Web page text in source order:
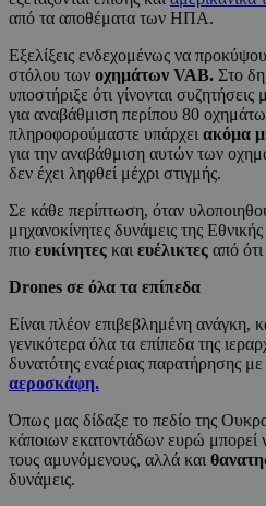
από τα αποθέματα των ΗΠΑ.
Εξελίξεις ενδεχομένως να
στόλου των οχημάτων VAB. Στο
υποστήριξε ότι γίνονται
για αναβάθμιση περίπου 80
πληροφορούμαστε υπάρχει ακόμα
για την αναβάθμιση αυτών των
δεν έχει ληφθεί μέχρι στιγμής.
Σε κάθε περίπτωση, όταν
μηχανοκίνητες δυνάμεις της
πιο ευκίνητες και ευέλικτες από
Drones σε όλα τα επίπεδα
Είναι πλέον επιβεβλημένη ανάγκη,
γενικότερα όλα τα επίπεδα της
δυνατότης εναέριας παρατήρησης με
αεροσκάφη.
Όπως μας δίδαξε το πεδίο της
κάποιων εκατοντάδων ευρώ μπορεί
τους αμυνόμενους, αλλά και
δυνάμεις.